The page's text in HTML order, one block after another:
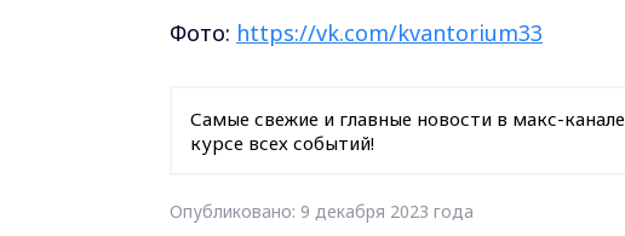
Фото: https://vk.com/kvantorium33
Самые свежие и главные новости в макс-канале
курсе всех событий!
Опубликовано: 9 декабря 2023 года